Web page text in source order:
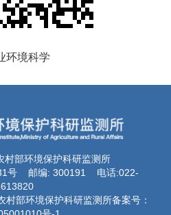
环境科学
部环境保护科研监测所
31号 邮编: 300191 电话:022-
部环境保护科研监测所备案号：